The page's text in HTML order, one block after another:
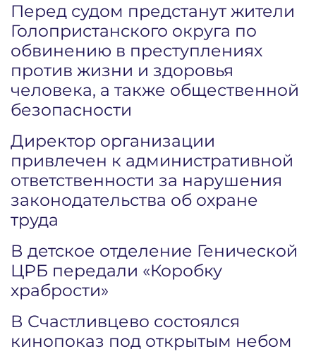
Перед судом предстанут жители
Голопристанского округа по
обвинению в преступлениях
против жизни и здоровья
человека, а также общественной
безопасности
Директор организации
привлечен к административной
ответственности за нарушения
законодательства об охране
труда
В детское отделение Генической
ЦРБ передали «Коробку
храбрости»
В Счастливцево состоялся
кинопоказ под открытым небом